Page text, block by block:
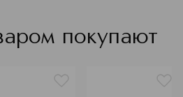
покупают